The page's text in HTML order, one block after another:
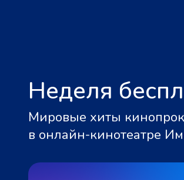
Неделя
Мировые хиты
в онлайн-кинотеатре